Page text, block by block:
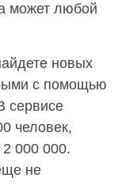
может любой
новых
с помощью
сервисе
человек,
000 000.
не